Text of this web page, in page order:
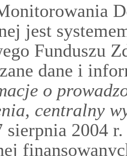
jest
Funduszu
dane i
o
centralny
sierpnia 2004